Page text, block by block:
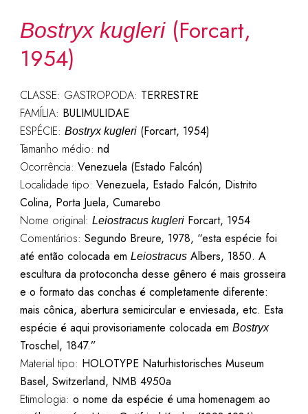
Bostryx kugleri(Forcart,
1954)
CLASSE: GASTROPODA: TERRESTRE
FAMÍLIA: BULIMULIDAE
ESPÉCIE: Bostryx kugleri(Forcart, 1954)
Tamanho médio: nd
Ocorrência: Venezuela (Estado Falcón)
Localidade tipo: Venezuela, Estado Falcón, Distrito
Colina, Porta Juela, Cumarebo
Nome original: Leiostracus kugleriForcart, 1954
Comentários: Segundo Breure, 1978, “esta espécie foi
até então colocada em LeiostracusAlbers, 1850. A
escultura da protoconcha desse gênero é mais grosseira
e o formato das conchas é completamente diferente:
mais cônica, abertura semicircular e enviesada, etc. Esta
espécie é aqui provisoriamente colocada em Bostryx
Troschel, 1847.”
Material tipo: HOLOTYPE Naturhistorisches Museum
Basel, Switzerland, NMB 4950a
Etimologia: o nome da espécie é uma homenagem ao